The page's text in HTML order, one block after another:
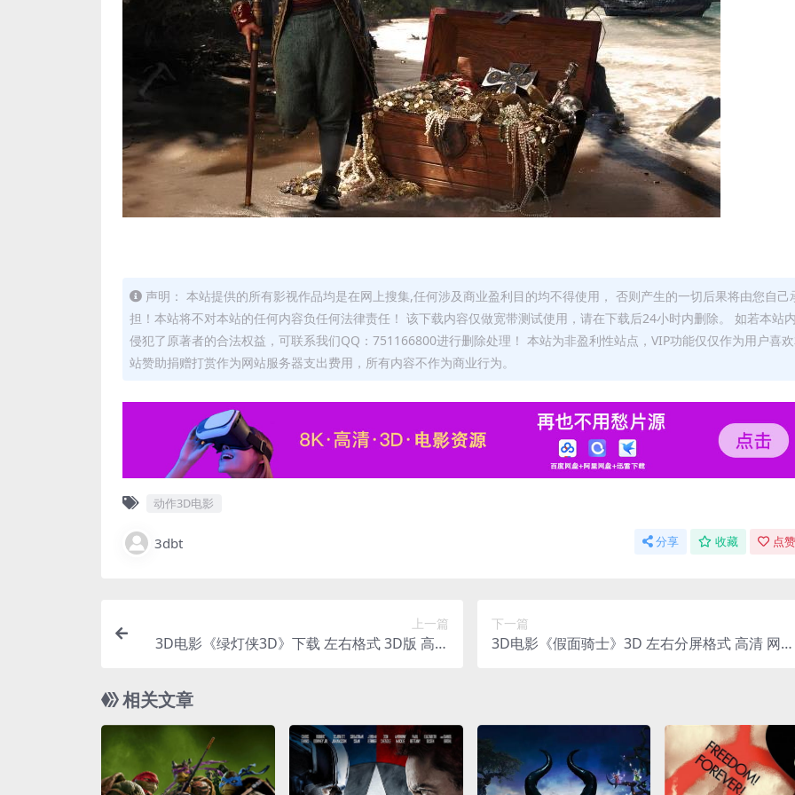
声明： 本站提供的所有影视作品均是在网上搜集,任何涉及商业盈利目的均不得使用， 否则产生的一切后果将由您自己
担！本站将不对本站的任何内容负任何法律责任！ 该下载内容仅做宽带测试使用，请在下载后24小时内删除。 如若本站
侵犯了原著者的合法权益，可联系我们QQ：751166800进行删除处理！ 本站为非盈利性站点，VIP功能仅仅作为用户喜
站赞助捐赠打赏作为网站服务器支出费用，所有内容不作为商业行为。
动作3D电影
3dbt 分享 收藏 点
上一篇
3D电影《绿灯侠3D》下载 左右格式 3D版 高清
下一篇
3D电影《假面骑士》3D 左右分屏格式 高清 网盘
相关文章